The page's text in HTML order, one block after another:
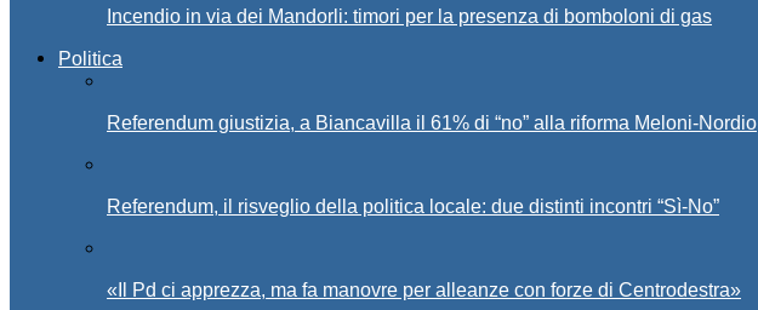
Incendio in via dei Mandorli: timori per la presenza di bomboloni di gas
Politica
Referendum giustizia, a Biancavilla il 61% di “no” alla riforma Meloni-Nordio
Referendum, il risveglio della politica locale: due distinti incontri “Sì-No”
«Il Pd ci apprezza, ma fa manovre per alleanze con forze di Centrodestra»